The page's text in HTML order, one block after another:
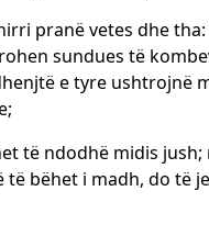
pranë vetes dhe tha:
sundues të
e tyre ushtrojnë
të ndodhë midis jush;
të bëhet i madh, do të